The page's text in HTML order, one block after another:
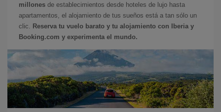
millones de establecimientos desde hoteles de lujo hasta
apartamentos, el alojamiento de tus sueños está a tan sólo un
clic.
Reserva tu vuelo barato y tu alojamiento con Iberia y
Booking.com y experimenta el mundo.